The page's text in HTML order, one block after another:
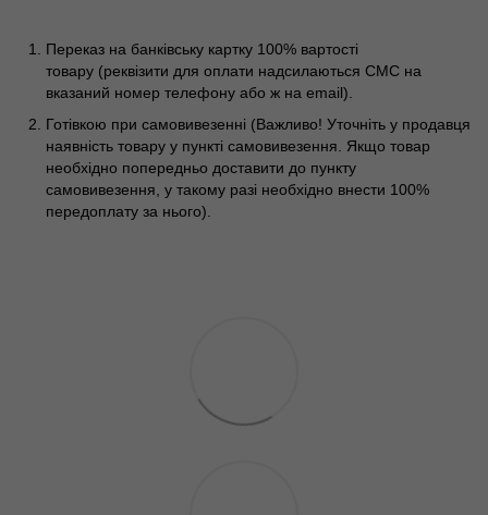
Переказ на банківську картку 100% вартості
товару (реквізити для оплати надсилаються СМС на
вказаний номер телефону або ж на email).
Готівкою при самовивезенні (Важливо! Уточніть у продавця
наявність товару у пункті самовивезення. Якщо товар
необхідно попередньо доставити до пункту
самовивезення, у такому разі необхідно внести 100%
передоплату за нього).